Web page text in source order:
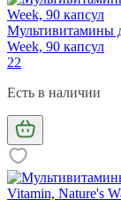
Мультивитамины
Week, 90 капсул
22
Есть в наличии